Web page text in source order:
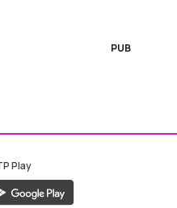
PUB
Play